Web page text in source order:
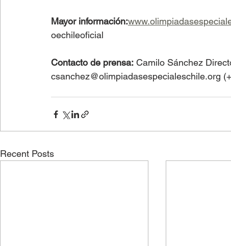
Mayor información:
oechileoficial
Contacto de prensa: Camilo Sánchez
csanchez@olimpiadasespecialeschile.org
Recent Posts